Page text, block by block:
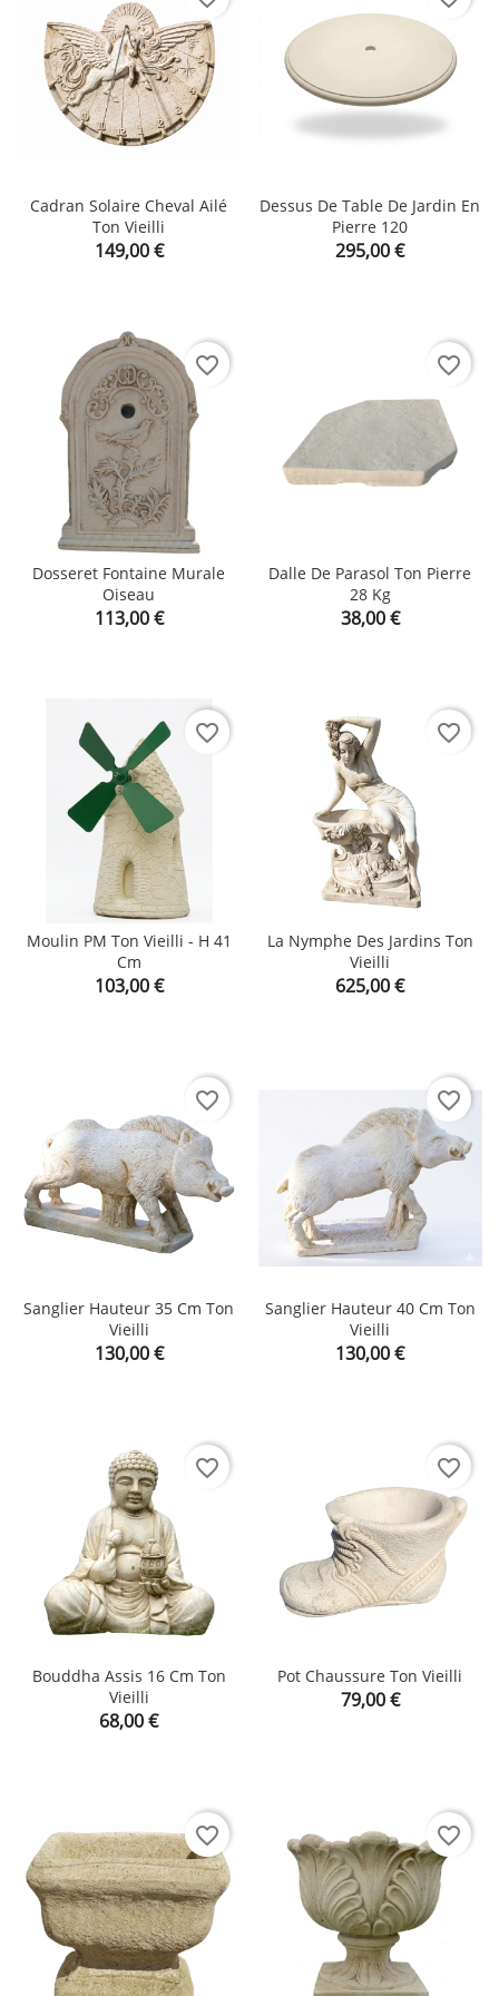
Cadran Solaire Cheval Ailé
Ton Vieilli
Prix
149,00 €
Dessus De Table De Jardin En
Pierre 120
Prix
295,00 €
Dosseret Fontaine Murale
Oiseau
Prix
113,00 €
favorite_border
Dalle De Parasol Ton Pierre
28 Kg
Prix
38,00 €
favorite_border
Moulin PM Ton Vieilli - H 41
Cm
Prix
103,00 €
favorite_border
La Nymphe Des Jardins Ton
Vieilli
Prix
625,00 €
favorite_border
Sanglier Hauteur 35 Cm Ton
Vieilli
Prix
130,00 €
favorite_border
Sanglier Hauteur 40 Cm Ton
Vieilli
Prix
130,00 €
favorite_border
Bouddha Assis 16 Cm Ton
Vieilli
Prix
68,00 €
favorite_border
Pot Chaussure Ton Vieilli
Prix
79,00 €
favorite_border
favorite_border favorite_border